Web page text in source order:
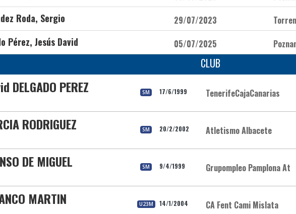
Roda, Sergio 29/07/2023
Pérez, Jesús David 05/07/2025
CLUB
DELGADO PEREZ SM 17/6/1999 TenerifeCajaCanarias
RODRIGUEZ SM 20/2/2002 Atletismo Albacete
DE MIGUEL SM 9/4/1999 Grupompleo Pamplona At
MARTIN U23M 14/1/2004 CA Fent Cami Mislata